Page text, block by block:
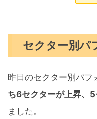
セクター別パ
昨日のセクター別パフ
ち6セクターが上昇、
ました。